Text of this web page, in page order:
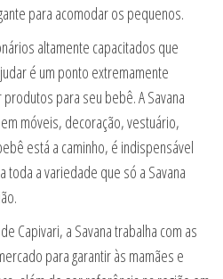
para acomodar os pequenos.
altamente capacitados que
é um ponto extremamente
para seu bebê. A Savana
móveis, decoração, vestuário,
está a caminho, é indispensável
toda a variedade que só a Savana
Capivari, a Savana trabalha com as
para garantir às mamães e